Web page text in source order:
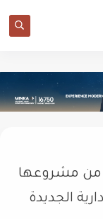
من مشروعها